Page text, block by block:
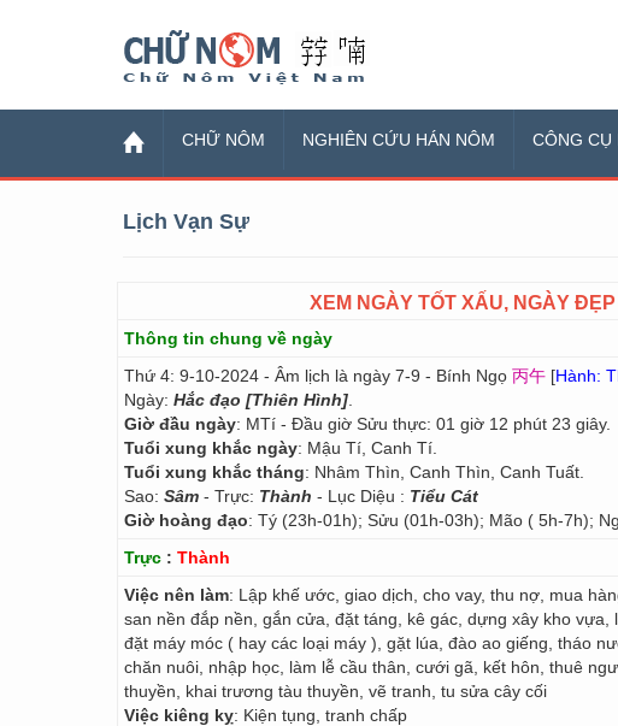
CHỮ NÔM NGHIÊN CỨU HÁN NÔM CÔNG CỤ
Lịch Vạn Sự
XEM NGÀY TỐT XẤU, NGÀY
Thông tin chung về ngày
Thứ 4: 9-10-2024 - Âm lịch là ngày 7-9 - Bính Ngọ 丙午 [Hành:
Ngày: Hắc đạo [Thiên Hình]
Giờ đầu ngày: MTí - Đầu giờ Sửu thực: 01 giờ 12 phút 23 giây.
Tuổi xung khắc ngày: Mậu Tí, Canh Tí.
Tuổi xung khắc tháng: Nhâm Thìn, Canh Thìn, Canh Tuất.
Sao: Sâm - Trực: Thành - Lục Diệu : Tiểu Cát
Giờ hoàng đạo: Tý (23h-01h); Sửu (01h-03h); Mão ( 5h-7h);
Trực : Thành
Việc nên làm: Lập khế ước, giao dịch, cho vay, thu nợ, mua
san nền đắp nền, gắn cửa, đặt táng, kê gác, dựng xây kho
đặt máy móc ( hay các loại máy ), gặt lúa, đào ao giếng, tháo
chăn nuôi, nhập học, làm lễ cầu thân, cưới gã, kết hôn, thuê
thuyền, khai trương tàu thuyền, vẽ tranh, tu sửa cây cối
Việc kiêng kỵ: Kiện tụng, tranh chấp